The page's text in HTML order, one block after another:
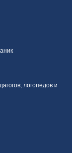
логопедов и